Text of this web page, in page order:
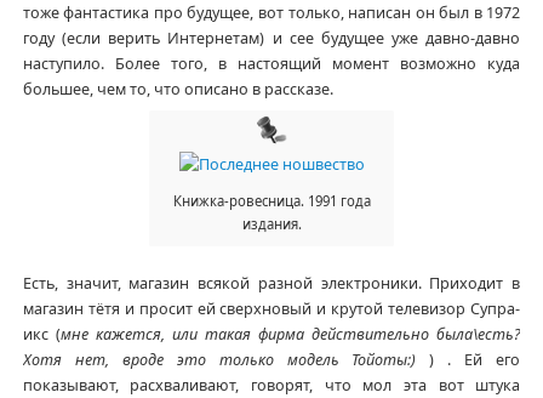
тоже фантастика про будущее, вот только, написан он был в 1972
году (если верить Интернетам) и сее будущее уже давно-давно
наступило. Более того, в настоящий момент возможно куда
большее, чем то, что описано в рассказе.
Книжка-ровесница. 1991 года
издания.
Есть, значит, магазин всякой разной электроники. Приходит в
магазин тётя и просит ей сверхновый и крутой телевизор Супра-
икс (мне кажется, или такая фирма действительно была\есть?
Хотя нет, вроде это только модель Тойоты:) ) . Ей его
показывают, расхваливают, говорят, что мол эта вот штука